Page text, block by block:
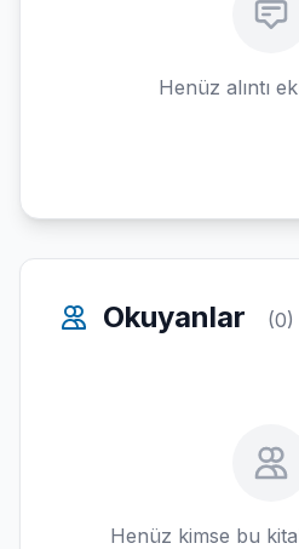
Henüz alıntı
Okuyanlar (0)
Henüz kimse bu